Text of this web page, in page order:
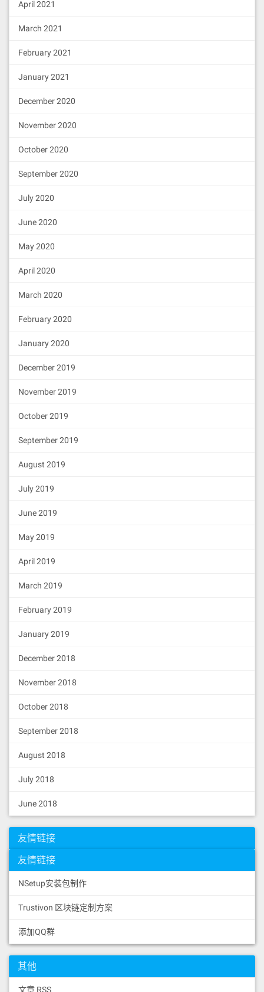
April 2021
March 2021
February 2021
January 2021
December 2020
November 2020
October 2020
September 2020
July 2020
June 2020
May 2020
April 2020
March 2020
February 2020
January 2020
December 2019
November 2019
October 2019
September 2019
August 2019
July 2019
June 2019
May 2019
April 2019
March 2019
February 2019
January 2019
December 2018
November 2018
October 2018
September 2018
August 2018
July 2018
June 2018
友情链接
友情链接
NSetup安装包制作
Trustivon 区块链定制方案
添加QQ群
其他
文章 RSS